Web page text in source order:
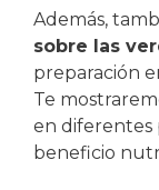
Además,
sobre las
preparación
Te
en diferentes
beneficio